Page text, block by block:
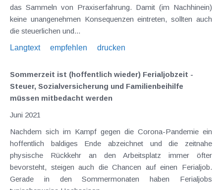
das Sammeln von Praxiserfahrung. Damit (im Nachhinein)
keine unangenehmen Konsequenzen eintreten, sollten auch
die steuerlichen und...
Langtext
empfehlen drucken
Sommerzeit ist (hoffentlich wieder) Ferialjobzeit -
Steuer, Sozialversicherung und Familienbeihilfe
müssen mitbedacht werden
Juni 2021
Nachdem sich im Kampf gegen die Corona-Pandemie ein
hoffentlich baldiges Ende abzeichnet und die zeitnahe
physische Rückkehr an den Arbeitsplatz immer öfter
bevorsteht, steigen auch die Chancen auf einen Ferialjob.
Gerade in den Sommermonaten haben Ferialjobs